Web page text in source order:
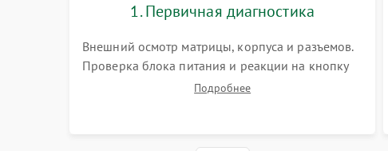
1. Первичная диагностика
Внешний осмотр матрицы, корпуса и разъемов.
Проверка блока питания и реакции на кнопку
включения. Оценка изображения, звука и
Подробнее